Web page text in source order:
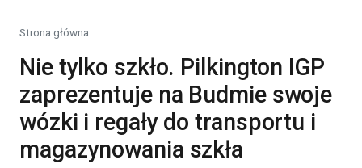
Strona główna
Nie tylko szkło. Pilkington IGP
zaprezentuje na Budmie swoje
wózki i regały do transportu i
magazynowania szkła